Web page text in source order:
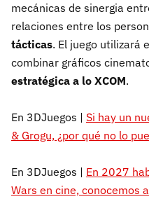
mecánicas de sinergia
relaciones entre los
tácticas. El juego utilizará
combinar gráficos
estratégica a lo XCOM.
En 3DJuegos | Si hay un
& Grogu, ¿por qué no lo
En 3DJuegos | En 2027
Wars en cine, conocemos